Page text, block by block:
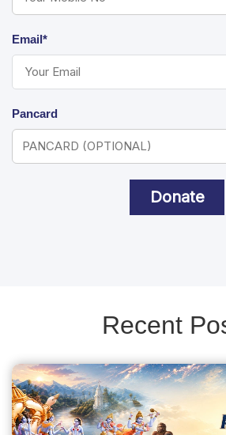
Email*
Pancard
Donate
Recent